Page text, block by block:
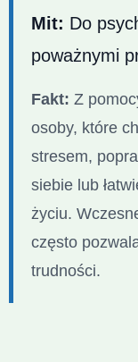
Mit: Do
poważnymi
Fakt: Z
osoby, które
stresem,
siebie lub
życiu.
często
trudności.